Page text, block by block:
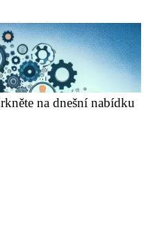
na dnešní nabídku